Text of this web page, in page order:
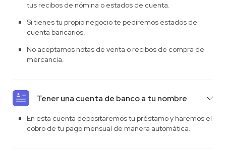
tus recibos de nómina o estados de cuenta.
Si tienes tu propio negocio te pediremos estados de
cuenta bancarios.
No aceptamos notas de venta o recibos de compra de
mercancía.
Tener una cuenta de banco a tu nombre
En esta cuenta depositaremos tu préstamo y haremos el
cobro de tu pago mensual de manera automática.